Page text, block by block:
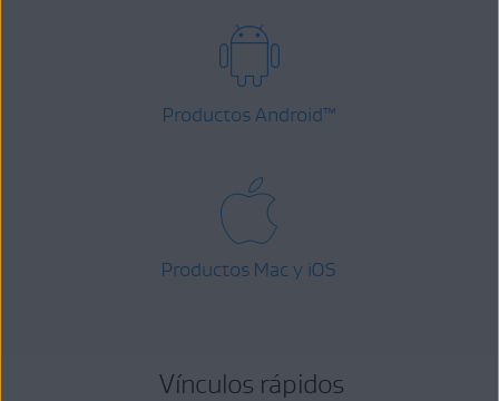
Productos Android™
Productos Mac y iOS
Vínculos rápidos